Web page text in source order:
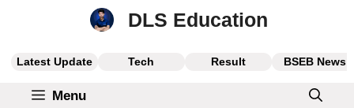
DLS Education
Latest Update Tech Result BSEB News
Menu